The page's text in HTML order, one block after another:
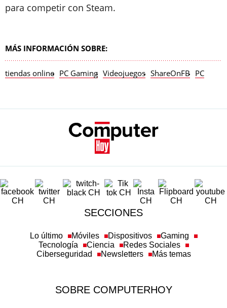
para competir con Steam.
MÁS INFORMACIÓN SOBRE:
tiendas online PC Gaming Videojuegos ShareOnFB PC
SECCIONES
Lo último Móviles Dispositivos
Gaming
Tecnología
Ciencia
Redes Sociales
Ciberseguridad
Newsletters Más temas
SOBRE COMPUTERHOY